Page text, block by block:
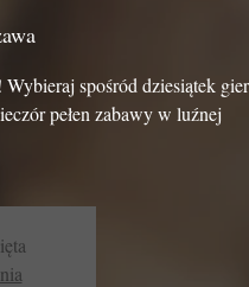
spośród dziesiątek gier
pełen zabawy w luźnej